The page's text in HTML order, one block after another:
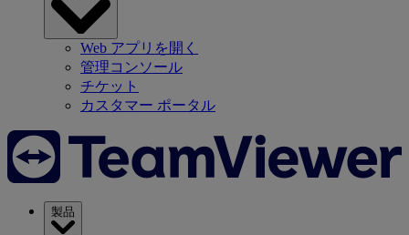
Web アプリを開く
管理コンソール
チケット
カスタマー ポータル
製品